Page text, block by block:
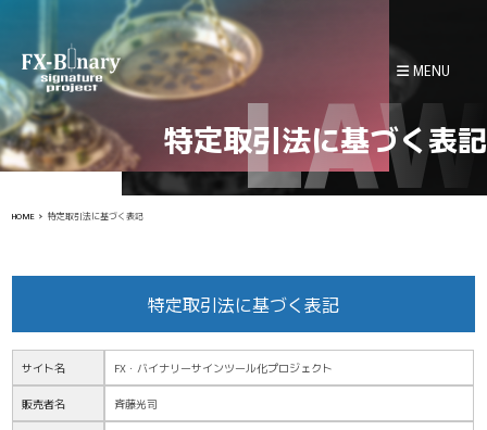
MENU
特定取引法に基づく表記
LAW
HOME 特定取引法に基づく表記
特定取引法に基づく表記
サイト名 FX・バイナリーサインツール化プロジェクト
販売者名 斉藤光司